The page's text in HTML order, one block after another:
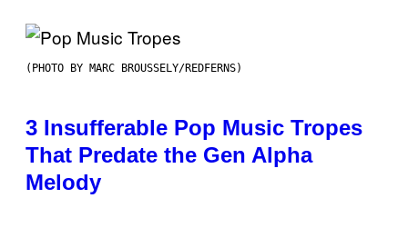
(PHOTO BY MARC BROUSSELY/REDFERNS)
3 Insufferable Pop Music Tropes
That Predate the Gen Alpha
Melody